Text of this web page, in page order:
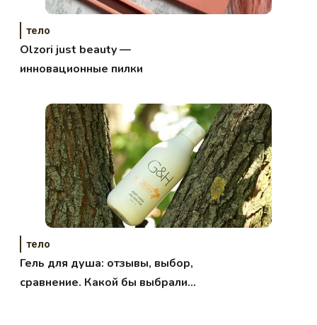
тело
Olzori just beauty —
инновационные пилки
тело
Гель для душа: отзывы, выбор,
сравнение. Какой бы выбрали